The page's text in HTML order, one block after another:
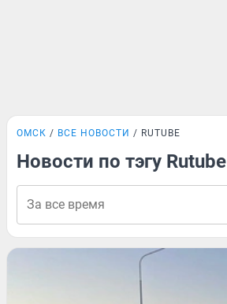
ОМСК ВСЕ НОВОСТИ RUTUBE
Новости по тэгу Rutube